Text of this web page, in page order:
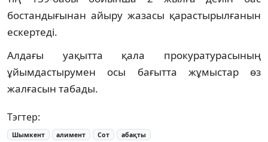
бостандығынан айыру жазасы қарастырылғанын
ескертеді.
Алдағы уақытта қала прокуратурасының
ұйымдастырумен осы бағытта жұмыстар өз
жалғасын табады.
Тэгтер:
Шымкент алимент Сот абақты